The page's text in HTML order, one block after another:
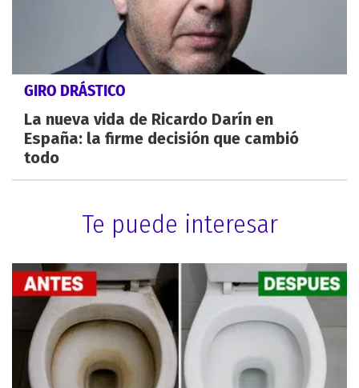
GIRO DRÁSTICO
La nueva vida de Ricardo Darín en
España: la firme decisión que cambió
todo
Te puede interesar